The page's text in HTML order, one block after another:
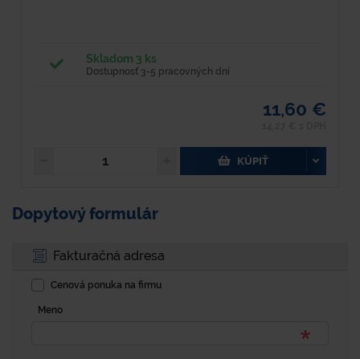
Skladom 3 ks
Dostupnosť 3-5 pracovných dní
11,60 €
KÚPIŤ
Dopytový formulár
Fakturačná adresa
Cenová ponuka na firmu
Meno